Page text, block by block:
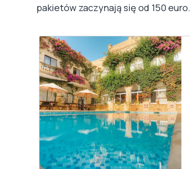
pakietów zaczynają się od 150 euro.